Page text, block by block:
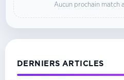
Aucun prochain match
DERNIERS ARTICLES